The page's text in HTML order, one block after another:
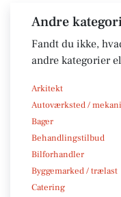
Andre
Fandt du ikke,
andre kategorier
Arkitekt
Autoværksted /
Bager
Behandlingstilbud
Bilforhandler
Byggemarked / trælast
Catering